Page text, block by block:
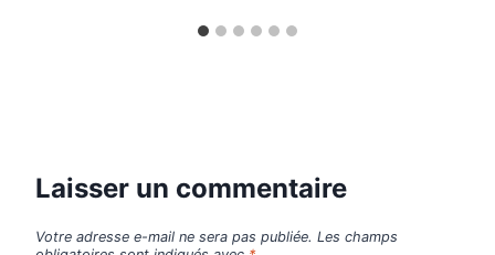
Laisser un commentaire
Votre adresse e-mail ne sera pas publiée. Les champs